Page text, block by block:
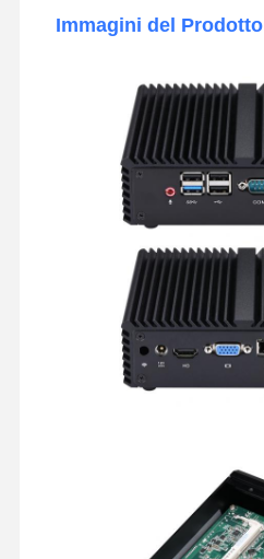
Immagini del Prodotto